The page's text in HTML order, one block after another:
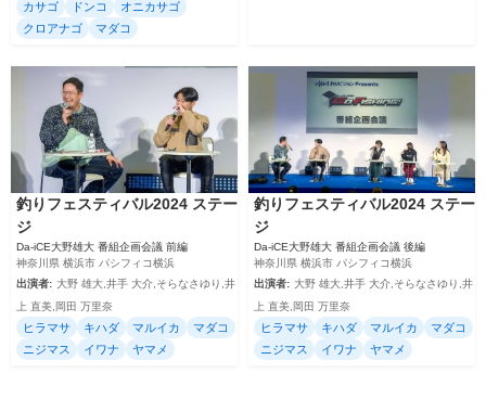
カサゴ ドンコ
オニカサゴ
クロアナゴ
マダコ
釣りフェスティバル2024 ステー
ジ
Da-iCE大野雄大 番組企画会議 前編
神奈川県 横浜市 パシフィコ横浜
出演者: 大野 雄大,井手 大介,そらなさゆり,井
上 直美,岡田 万里奈
ヒラマサ キハダ マルイカ
マダコ
ニジマス
イワナ ヤマメ
釣りフェスティバル2024 ステー
ジ
Da-iCE大野雄大 番組企画会議 後編
神奈川県 横浜市 パシフィコ横浜
出演者: 大野 雄大,井手 大介,そらなさゆり,井
上 直美,岡田 万里奈
ヒラマサ キハダ マルイカ
マダコ
ニジマス
イワナ ヤマメ